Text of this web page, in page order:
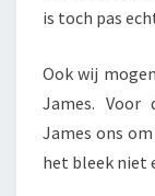
is toch pas
Ook wij
James. Voor
James ons
het bleek niet